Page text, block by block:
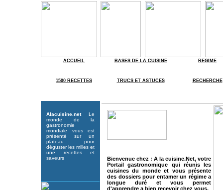
ACCUEIL BASES DE LA CUISINE REGIME
1500 RECETTES TRUCS ET ASTUCES RECHERCHE
Alacuisine.netLe
monde de la
gastronomie
mondiale vous est
présenté sur un
plateau pour
déguster les milles et
une recettes et
saveurs
Bienvenue chez : A la cuisine.Net, votre
Portail gastronomique qui réunis les
cuisines du monde et vous présente
des dossiers pour entamer un régime a
longue duré et vous permet
d'apprendre a bien recevoir chez vous.